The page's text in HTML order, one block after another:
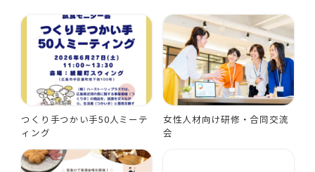
つくり手つかい手50人ミーテ
ィング
女性人材向け研修・合同交流
会